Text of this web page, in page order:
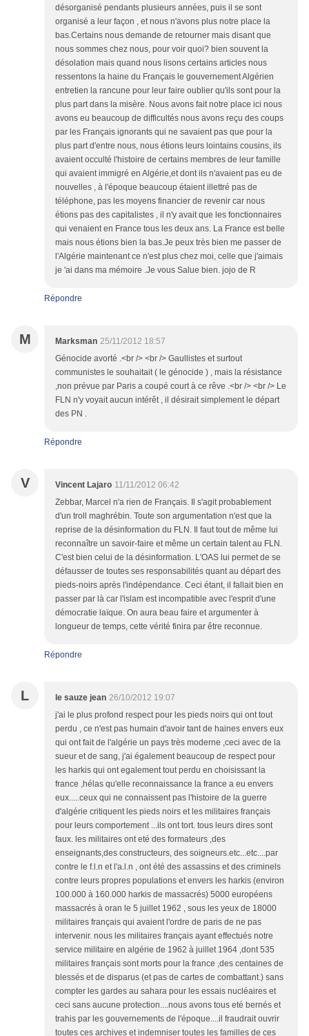
désorganisé pendants plusieurs années, puis il se sont
organisé a leur façon , et nous n'avons plus notre place la
bas.Certains nous demande de retourner mais disant que
nous sommes chez nous, pour voir quoi? bien souvent la
désolation mais quand nous lisons certains articles nous
ressentons la haine du Français le gouvernement Algérien
entretien la rancune pour leur faire oublier qu'ils sont pour la
plus part dans la misère. Nous avons fait notre place ici nous
avons eu beaucoup de difficultés nous avons reçu des coups
par les Français ignorants qui ne savaient pas que pour la
plus part d'entre nous, nous étions leurs lointains cousins, ils
avaient occulté l'histoire de certains membres de leur famille
qui avaient immigré en Algérie,et dont ils n'avaient pas eu de
nouvelles , à l'époque beaucoup étaient illettré pas de
téléphone, pas les moyens financier de revenir car nous
étions pas des capitalistes , il n'y avait que les fonctionnaires
qui venaient en France tous les deux ans. La France est belle
mais nous étions bien la bas.Je peux très bien me passer de
l'Algérie maintenant ce n'est plus chez moi, celle que j'aimais
je 'ai dans ma mémoire .Je vous Salue bien. jojo de R
Répondre
M Marksman 25/11/2012 18:57
Génocide avorté .<br /> <br /> Gaullistes et surtout
communistes le souhaitait ( le génocide ) , mais la résistance
,non prévue par Paris a coupé court à ce rêve .<br /> <br /> Le
FLN n'y voyait aucun intérêt , il désirait simplement le départ
des PN .
Répondre
V Vincent Lajaro 11/11/2012 06:42
Zebbar, Marcel n'a rien de Français. Il s'agit probablement
d'un troll maghrébin. Toute son argumentation n'est que la
reprise de la désinformation du FLN. Il faut tout de même lui
reconnaître un savoir-faire et même un certain talent au FLN.
C'est bien celui de la désinformation. L'OAS lui permet de se
défausser de toutes ses responsabilités quant au départ des
pieds-noirs après l'indépendance. Ceci étant, il fallait bien en
passer par là car l'islam est incompatible avec l'esprit d'une
démocratie laïque. On aura beau faire et argumenter à
longueur de temps, cette vérité finira par être reconnue.
Répondre
L le sauze jean 26/10/2012 19:07
j'ai le plus profond respect pour les pieds noirs qui ont tout
perdu , ce n'est pas humain d'avoir tant de haines envers eux
qui ont fait de l'algérie un pays très moderne ,ceci avec de la
sueur et de sang, j'ai également beaucoup de respect pour
les harkis qui ont egalement tout perdu en choisissant la
france ,hélas qu'elle reconnaissance la france a eu envers
eux.....ceux qui ne connaissent pas l'histoire de la guerre
d'algérie critiquent les pieds noirs et les militaires français
pour leurs comportement ...ils ont tort. tous leurs dires sont
faux. les militaires ont eté des formateurs ,des
enseignants,des constructeurs, des soigneurs.etc...etc....par
contre le f.l.n et l'a.l.n , ont été des assassins et des criminels
contre leurs propres populations et envers les harkis (environ
100.000 à 160.000 harkis de massacrés) 5000 européens
massacrés à oran le 5 juillet 1962 , sous les yeux de 18000
militaires français qui avaient l'ordre de paris de ne pas
intervenir. nous les militaires français ayant effectués notre
service militaire en algérie de 1962 à juillet 1964 ,dont 535
militaires français sont morts pour la france ,des centaines de
blessés et de disparus (et pas de cartes de combattant.) sans
compter les gardes au sahara pour les essais nucléaires et
ceci sans aucune protection....nous avons tous eté bernés et
trahis par les gouvernements de l'époque....il fraudrait ouvrir
toutes ces archives et indemniser toutes les familles de ces